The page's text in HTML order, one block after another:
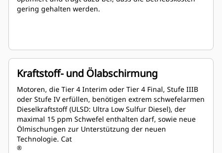
gering gehalten werden.
Kraftstoff- und Ölabschirmung
Motoren, die Tier 4 Interim oder Tier 4 Final, Stufe IIIB
oder Stufe IV erfüllen, benötigen extrem schwefelarmen
Dieselkraftstoff (ULSD: Ultra Low Sulfur Diesel), der
maximal 15 ppm Schwefel enthalten darf, sowie neue
Ölmischungen zur Unterstützung der neuen
Technologie. Cat
®